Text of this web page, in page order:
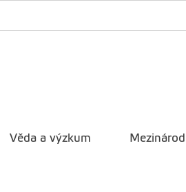
Věda a výzkum